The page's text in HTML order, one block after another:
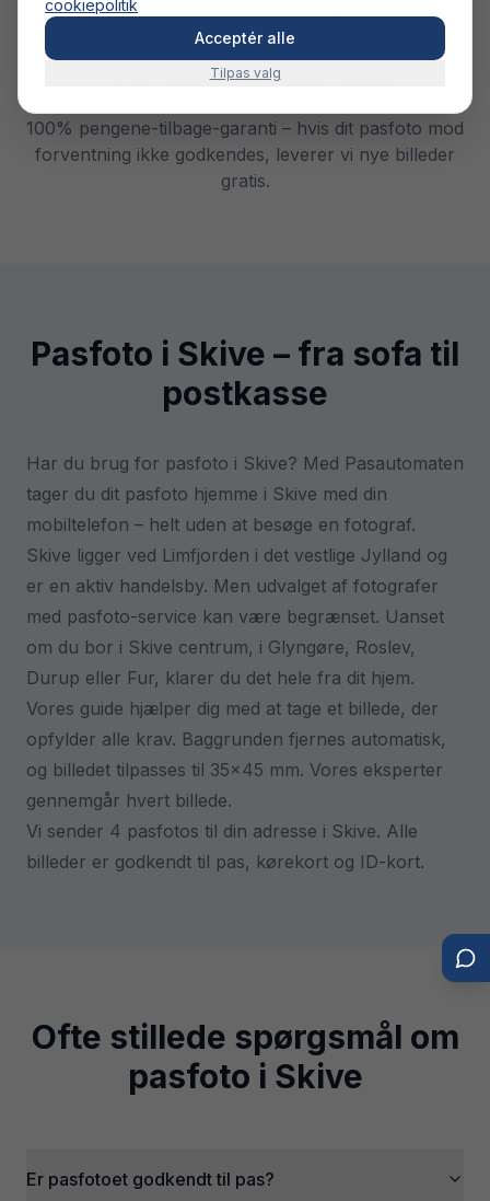
Færdselsstyrelsen og er godkendt til:
Kørekort ID-kort
100% pengene-tilbage-garanti – hvis dit pasfoto mod
forventning ikke godkendes, leverer vi nye billeder
gratis.
Pasfoto i Skive – fra sofa til
postkasse
Har du brug for pasfoto i Skive? Med Pasautomaten
tager du dit pasfoto hjemme i Skive med din
mobiltelefon – helt uden at besøge en fotograf.
Skive ligger ved Limfjorden i det vestlige Jylland og
er en aktiv handelsby. Men udvalget af fotografer
med pasfoto-service kan være begrænset. Uanset
om du bor i Skive centrum, i Glyngøre, Roslev,
Durup eller Fur, klarer du det hele fra dit hjem.
Vores guide hjælper dig med at tage et billede, der
opfylder alle krav. Baggrunden fjernes automatisk,
og billedet tilpasses til 35x45 mm. Vores eksperter
gennemgår hvert billede.
Vi sender 4 pasfotos til din adresse i Skive. Alle
billeder er godkendt til pas, kørekort og ID-kort.
Ofte stillede spørgsmål om
pasfoto i Skive
Er pasfotoet godkendt til pas?
cookiepolitik
Acceptér alle
Tilpas valg